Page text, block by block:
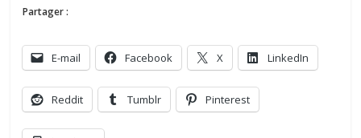
Partager :
E-mail Facebook X LinkedIn
Reddit Tumblr Pinterest